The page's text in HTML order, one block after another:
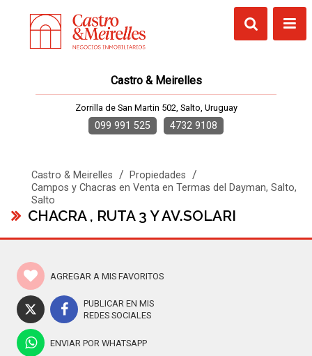
Castro & Meirelles
Zorrilla de San Martin 502, Salto, Uruguay
099 991 525 4732 9108
Castro & Meirelles / Propiedades /
Campos y Chacras en Venta en Termas del Dayman, Salto,
Salto
CHACRA , RUTA 3 Y AV.SOLARI
AGREGAR A MIS FAVORITOS
PUBLICAR EN MIS
REDES SOCIALES
ENVIAR POR WHATSAPP